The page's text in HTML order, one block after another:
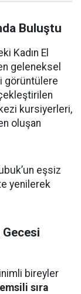
Buluştu
Kadın El
geleneksel
görüntülere
kursiyerleri,
oluşan
eşsiz
yenilerek
bireyler
sıra